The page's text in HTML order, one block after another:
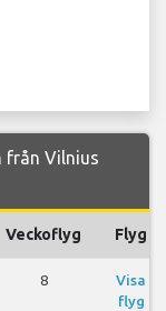
från Vilnius
Veckoflyg Flyg
8
Visa
flyg